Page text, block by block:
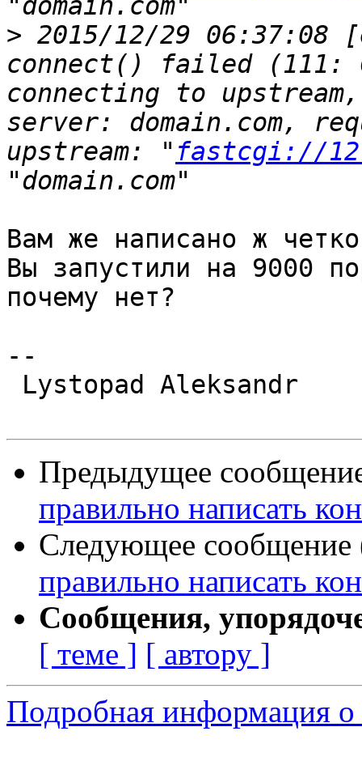
> 2015/12/29 06:37:08
connect() failed (111:
connecting to
server: domain.com,
upstream: " fastcgi://
Вам же написано ж
Вы запустили на 9000
почему нет?
--
Предыдущее
правильно написать
Следующее сообщение
правильно написать
Сообщения,
[ теме ] [ автору ]
Подробная информация